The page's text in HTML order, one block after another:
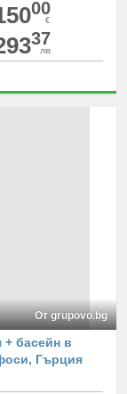
00
€
37
лв
От grupovo.bg
+ басейн в
Гърция